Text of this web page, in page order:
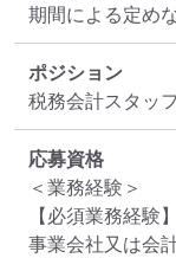
期間による定め
ポジション
税務会計スタッフ
応募資格
＜業務経験＞
【必須業務経験】
事業会社又は会